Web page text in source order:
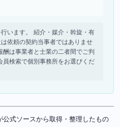
います。 紹介・媒介・斡旋・有
依頼の契約当事者ではありませ
は事業者と士業の二者間でご判
検索で個別事務所をお選びくだ
公式ソースから取得・整理したもの